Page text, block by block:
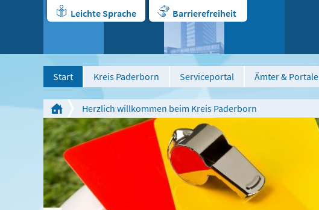
Leichte Sprache Barrierefreiheit
Start Kreis Paderborn Serviceportal Ämter & Portale
Herzlich willkommen beim Kreis Paderborn